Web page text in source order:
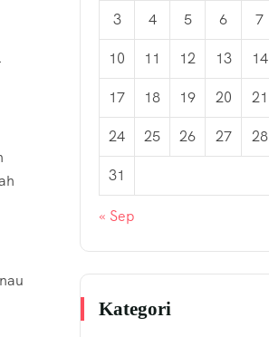
3 4 5 6 7
10 11 12 13 14
17 18 19 20 21
24 25 26 27 28
31
« Sep
Kategori